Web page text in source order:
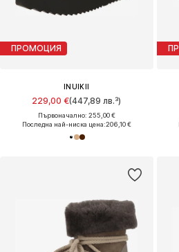
ПРОМОЦИЯ
INUIKII
229,00 €(447,89 лв.³)
Първоначално: 255,00 €
Последна най-ниска цена:206,10 €